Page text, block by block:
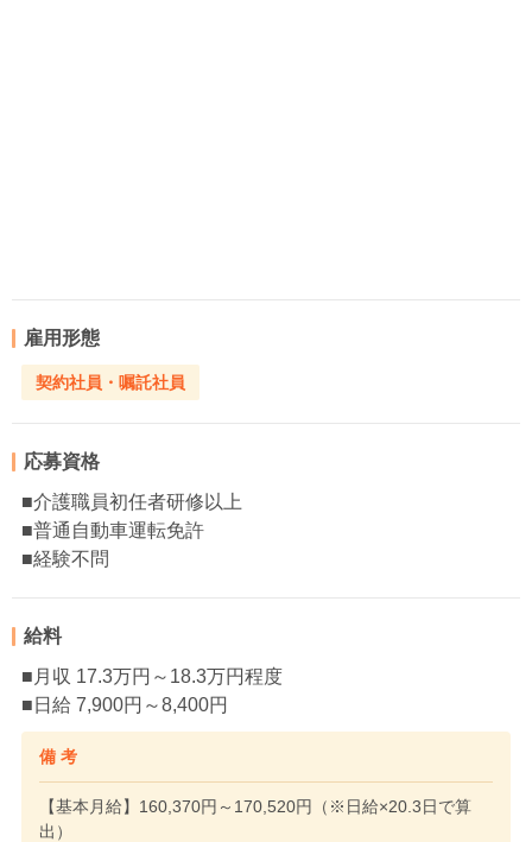
雇用形態
契約社員・嘱託社員
応募資格
■介護職員初任者研修以上
■普通自動車運転免許
■経験不問
給料
■月収 17.3万円～18.3万円程度
■日給 7,900円～8,400円
備 考
【基本月給】160,370円～170,520円（※日給×20.3日で算
出）